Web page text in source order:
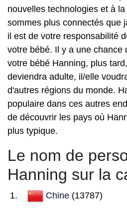
nouvelles technologies et à
sommes plus connectés que
il est de votre responsabilité
votre bébé. Il y a une chance
votre bébé Hanning, plus
deviendra adulte, il/elle
d'autres régions du monde.
populaire dans ces autres
de découvrir les pays où
plus typique.
Le nom de
Hanning sur la
Chine (13787)